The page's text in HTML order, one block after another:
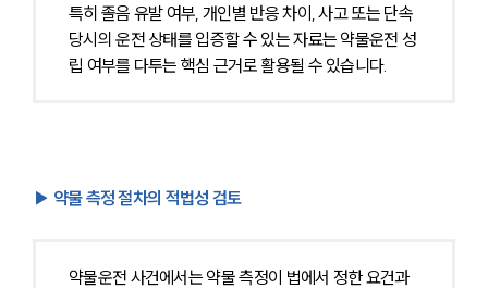
특히 졸음 유발 여부, 개인별 반응 차이, 사고 또는 단속
당시의 운전 상태를 입증할 수 있는 자료는 약물운전 성
립 여부를 다투는 핵심 근거로 활용될 수 있습니다.
▶ 약물 측정 절차의 적법성 검토
약물운전 사건에서는 약물 측정이 법에서 정한 요건과